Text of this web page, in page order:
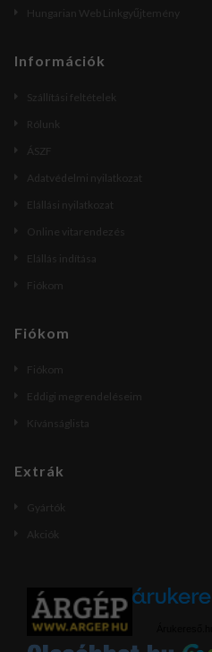
Hungarian Web Linkgyűjtemény
Információk
Szállítási feltételek
Rólunk
ÁSZF
Adatvédelmi nyilatkozat
Elállási nyilatkozat
Online vitarendezés
Elállás indítása
Fiókom
Fiókom
Fiókom
Eddigi megrendeléseim
Kívánságlista
Extrák
Gyártók
Akciók